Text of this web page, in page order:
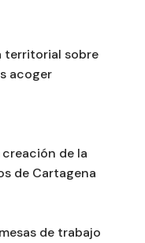
territorial sobre
acoger
de la
de Cartagena
de trabajo